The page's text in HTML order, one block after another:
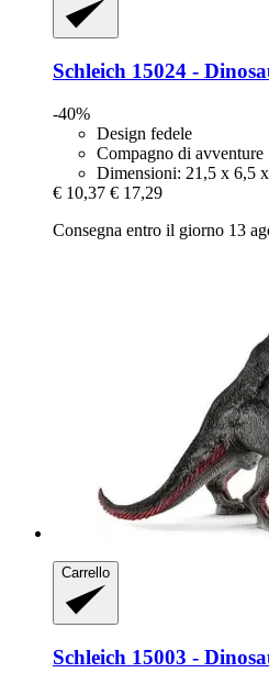
Schleich 15024 -​
-40%
Design fedele
Compagno di avventure
Dimensioni: 21,5 x 6,5
€ 10,37 € 17,29
Consegna entro il giorno 13
Carrello
Schleich 15003 -​